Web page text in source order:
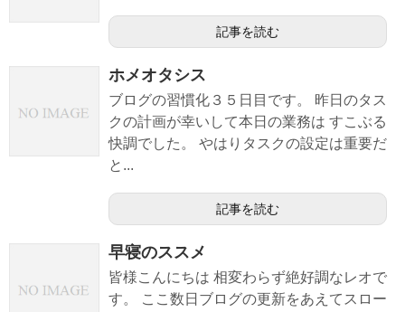
記事を読む
ホメオタシス
ブログの習慣化３５日目です。 昨日のタス
クの計画が幸いして本日の業務は すこぶる
快調でした。 やはりタスクの設定は重要だ
と...
記事を読む
早寝のススメ
皆様こんにちは 相変わらず絶好調なレオで
す。 ここ数日ブログの更新をあえてスロー